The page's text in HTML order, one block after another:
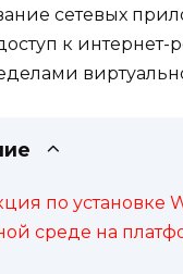
сетевых
к интернет-
по установке
среде на